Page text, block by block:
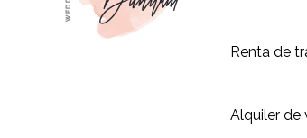
Renta de
Alquiler de